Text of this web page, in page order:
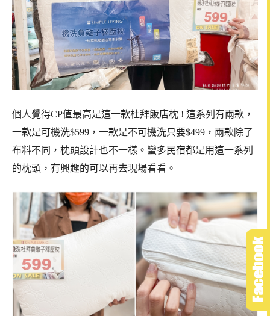
個人覺得CP值最高是這一款杜拜飯店枕 ! 這系列有兩款，
一款是可機洗$599，一款是不可機洗只要$499，兩款除了
布料不同，枕頭設計也不一樣。蠻多民宿都是用這一系列
的枕頭，有興趣的可以再去現場看看。